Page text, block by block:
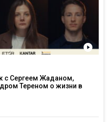
с Сергеем Жаданом,
Тереном о жизни в